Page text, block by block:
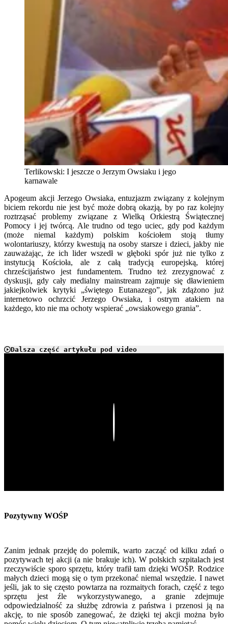
Terlikowski: I jeszcze o Jerzym Owsiaku i jego
karnawale
Apogeum akcji Jerzego Owsiaka, entuzjazm związany z kolejnym
biciem rekordu nie jest być może dobrą okazją, by po raz kolejny
roztrząsać problemy związane z Wielką Orkiestrą Świątecznej
Pomocy i jej twórcą. Ale trudno od tego uciec, gdy pod każdym
(może niemal każdym) polskim kościołem stoją tłumy
wolontariuszy, którzy kwestują na osoby starsze i dzieci, jakby nie
zauważając, że ich lider wszedł w głęboki spór już nie tylko z
instytucją Kościoła, ale z całą tradycją europejską, której
chrześcijaństwo jest fundamentem. Trudno też zrezygnować z
dyskusji, gdy cały medialny mainstream zajmuje się dławieniem
jakiejkolwiek krytyki „świętego Eutanazego”, jak zdążono już
internetowo ochrzcić Jerzego Owsiaka, i ostrym atakiem na
każdego, kto nie ma ochoty wspierać „owsiakowego grania”.
Dalsza część artykułu pod video
Pozytywny WOŚP
Zanim jednak przejdę do polemik, warto zacząć od kilku zdań o
pozytywach tej akcji (a nie brakuje ich). W polskich szpitalach jest
rzeczywiście sporo sprzętu, który trafił tam dzięki WOŚP. Rodzice
małych dzieci mogą się o tym przekonać niemal wszędzie. I nawet
jeśli, jak to się często powtarza na rozmaitych forach, część z tego
sprzętu jest źle wykorzystywanego, a granie zdejmuje
odpowiedzialność za służbę zdrowia z państwa i przenosi ją na
akcję, to nie sposób zanegować, że dzięki tej akcji można było